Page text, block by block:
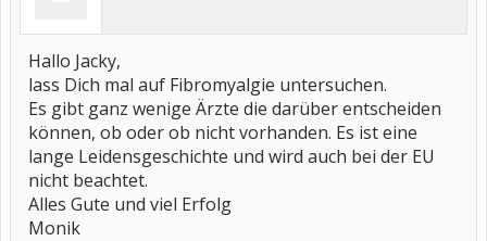
Hallo Jacky,
lass Dich mal auf Fibromyalgie untersuchen.
Es gibt ganz wenige Ärzte die darüber entscheiden
können, ob oder ob nicht vorhanden. Es ist eine
lange Leidensgeschichte und wird auch bei der EU
nicht beachtet.
Alles Gute und viel Erfolg
Monik